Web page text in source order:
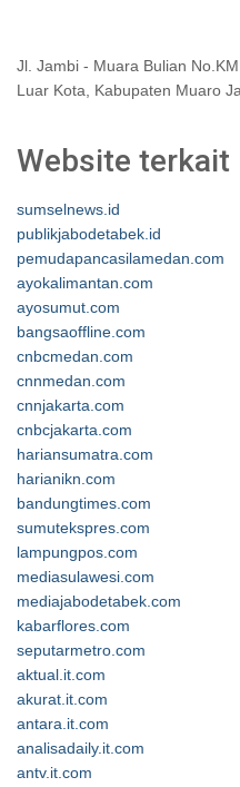
Jl. Jambi - Muara Bulian
Luar Kota, Kabupaten Muaro
Website terkait
sumselnews.id
publikjabodetabek.id
pemudapancasilamedan.com
ayokalimantan.com
ayosumut.com
bangsaoffline.com
cnbcmedan.com
cnnmedan.com
cnnjakarta.com
cnbcjakarta.com
hariansumatra.com
harianikn.com
bandungtimes.com
sumutekspres.com
lampungpos.com
mediasulawesi.com
mediajabodetabek.com
kabarflores.com
seputarmetro.com
aktual.it.com
akurat.it.com
antara.it.com
analisadaily.it.com
antv.it.com